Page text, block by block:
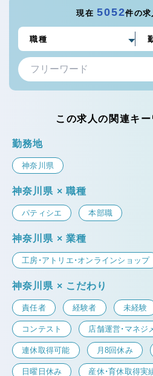
現在5052件の求
この求人の関連キ
勤務地
神奈川県
神奈川県 × 職種
パティシエ 本部職
神奈川県 × 業種
工房・アトリエ・オンラインショップ
神奈川県 × こだわり
責任者 経験者 未経験
コンテスト 店舗運営・マネジ
連休取得可能 月8回休み
日曜日休み 産休・育休取得実